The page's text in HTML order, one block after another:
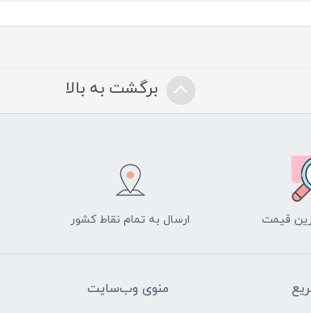
برگشت به بالا
قیمت ارسال به تمام نقاط کشور
منوی وب‌سایت